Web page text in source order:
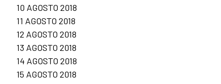
10 AGOSTO 2018
11 AGOSTO 2018
12 AGOSTO 2018
13 AGOSTO 2018
14 AGOSTO 2018
15 AGOSTO 2018